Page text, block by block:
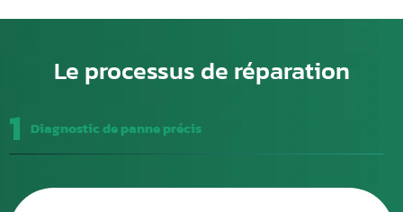
Le processus de réparation
1 Diagnostic de panne précis